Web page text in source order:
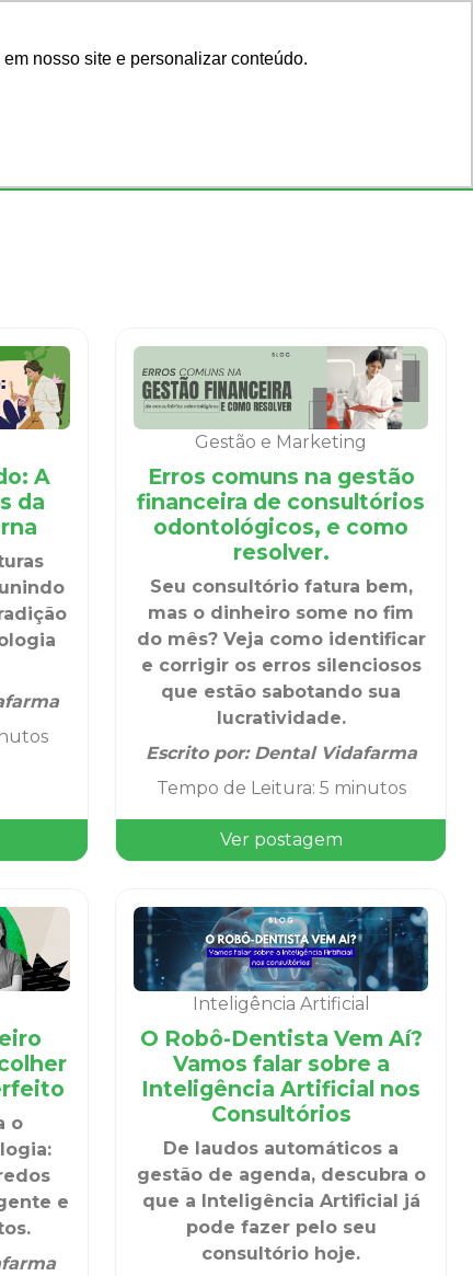
nosso site e personalizar conteúdo.
A
da
Gestão e Marketing
Erros comuns na gestão
financeira de consultórios
odontológicos, e como
resolver.
Seu consultório fatura bem,
mas o dinheiro some no fim
do mês? Veja como identificar
e corrigir os erros silenciosos
que estão sabotando sua
lucratividade.
Escrito por: Dental Vidafarma
Tempo de Leitura: 5 minutos
Ver postagem
o
e
Inteligência Artificial
O Robô-Dentista Vem Aí?
Vamos falar sobre a
Inteligência Artificial nos
Consultórios
De laudos automáticos a
gestão de agenda, descubra o
que a Inteligência Artificial já
pode fazer pelo seu
consultório hoje.